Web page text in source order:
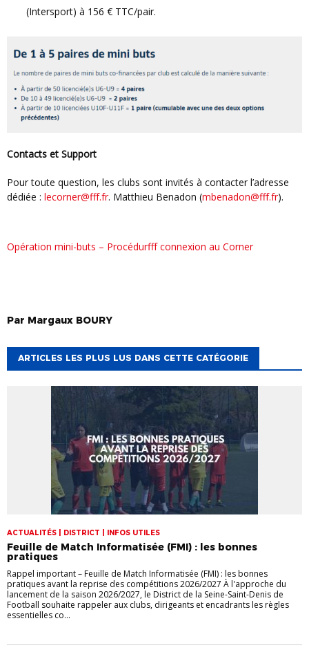
(Intersport) à 156 € TTC/pair.
Contacts et Support
Pour toute question, les clubs sont invités à contacter l’adresse
dédiée : lecorner@fff.fr. Matthieu Benadon (mbenadon@fff.fr).
Opération mini-buts – Procédurfff connexion au Corner
Par Margaux BOURY
ARTICLES LES PLUS LUS DANS CETTE CATÉGORIE
ACTUALITÉS | DISTRICT | INFOS UTILES
Feuille de Match Informatisée (FMI) : les bonnes
pratiques
Rappel important – Feuille de Match Informatisée (FMI) : les bonnes
pratiques avant la reprise des compétitions 2026/2027 À l'approche du
lancement de la saison 2026/2027, le District de la Seine-Saint-Denis de
Football souhaite rappeler aux clubs, dirigeants et encadrants les règles
essentielles co...